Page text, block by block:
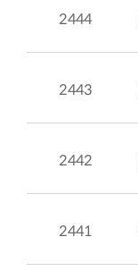
2444
2443
2442
2441